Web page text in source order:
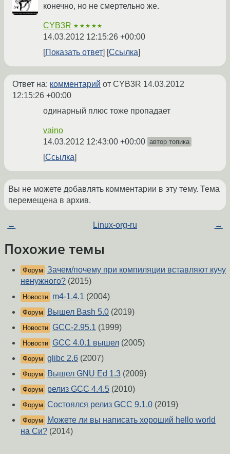
конечно, но не смертельно же.
CYB3R ★★★★★
14.03.2012 12:15:26 +00:00
Показать ответ
Ссылка
Ответ на: комментарий от CYB3R 14.03.2012
12:15:26 +00:00
одинарный плюс тоже пропадает
vaino
14.03.2012 12:43:00 +00:00 автор топика
Ссылка
Вы не можете добавлять комментарии в эту тему. Тема
перемещена в архив.
← Linux-org-ru →
Похожие темы
Форум Зачем/почему при компиляции вставляют кучу
ненужного? (2015)
Новости m4-1.4.1 (2004)
Форум Вышел Bash 5.0 (2019)
Новости GCC-2.95.1 (1999)
Новости GCC 4.0.1 вышел (2005)
Форум glibc 2.6 (2007)
Форум Вышел GNU Ed 1.3 (2009)
Форум релиз GCC 4.4.5 (2010)
Форум Состоялся релиз GCC 9.1.0 (2019)
Форум
Можете ли вы написать хороший hello world
на Си? (2014)